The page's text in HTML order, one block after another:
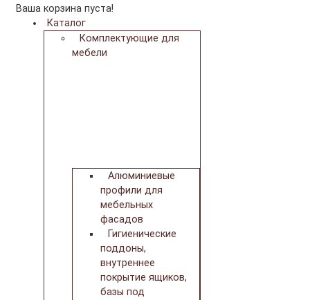
Ваша корзина пуста!
Каталог
Комплектующие для
мебели
Алюминиевые
профили для
мебельных
фасадов
Гигиенические
поддоны,
внутреннее
покрытие ящиков,
базы под